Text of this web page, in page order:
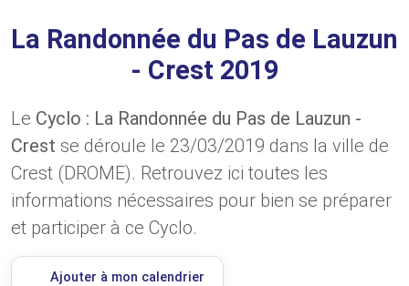
La Randonnée du Pas de Lauzun
- Crest 2019
Le Cyclo : La Randonnée du Pas de Lauzun -
Crest se déroule le 23/03/2019 dans la ville de
Crest (DROME). Retrouvez ici toutes les
informations nécessaires pour bien se préparer
et participer à ce Cyclo.
Ajouter à mon calendrier